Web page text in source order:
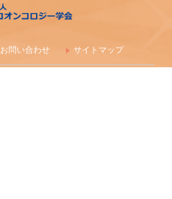
お問い合わせ サイトマップ